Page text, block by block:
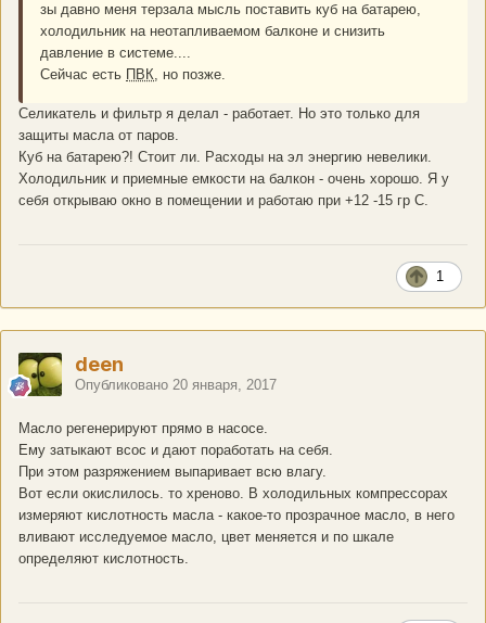
зы давно меня терзала мысль поставить куб на батарею,
холодильник на неотапливаемом балконе и снизить
давление в системе....
Сейчас есть ПВК, но позже.
Селикатель и фильтр я делал - работает. Но это только для
защиты масла от паров.
Куб на батарею?! Стоит ли. Расходы на эл энергию невелики.
Холодильник и приемные емкости на балкон - очень хорошо. Я у
себя открываю окно в помещении и работаю при +12 -15 гр С.
1
deen
Опубликовано 20 января, 2017
Масло регенерируют прямо в насосе.
Ему затыкают всос и дают поработать на себя.
При этом разряжением выпаривает всю влагу.
Вот если окислилось. то хреново. В холодильных компрессорах
измеряют кислотность масла - какое-то прозрачное масло, в него
вливают исследуемое масло, цвет меняется и по шкале
определяют кислотность.